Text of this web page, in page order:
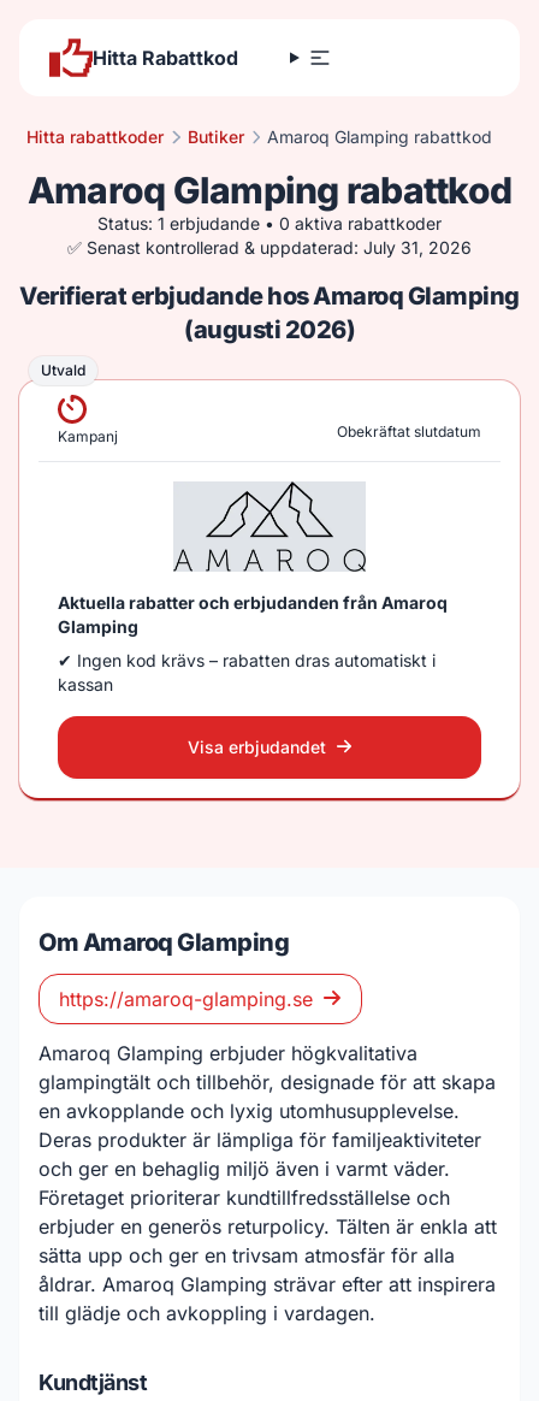
Hitta Rabattkod
Hitta rabattkoder Butiker Amaroq Glamping rabattkod
Amaroq Glamping rabattkod
Status: 1 erbjudande • 0 aktiva rabattkoder
✅ Senast kontrollerad & uppdaterad: July 31, 2026
Verifierat erbjudande hos Amaroq Glamping
(augusti 2026)
Utvald
Utvald
Kampanj Obekräftat slutdatum
Aktuella rabatter och erbjudanden från Amaroq
Glamping
✔ Ingen kod krävs – rabatten dras automatiskt i
kassan
Visa erbjudandet
Om Amaroq Glamping
https://amaroq-glamping.se
Amaroq Glamping erbjuder högkvalitativa
glampingtält och tillbehör, designade för att skapa
en avkopplande och lyxig utomhusupplevelse.
Deras produkter är lämpliga för familjeaktiviteter
och ger en behaglig miljö även i varmt väder.
Företaget prioriterar kundtillfredsställelse och
erbjuder en generös returpolicy. Tälten är enkla att
sätta upp och ger en trivsam atmosfär för alla
åldrar. Amaroq Glamping strävar efter att inspirera
till glädje och avkoppling i vardagen.
Kundtjänst